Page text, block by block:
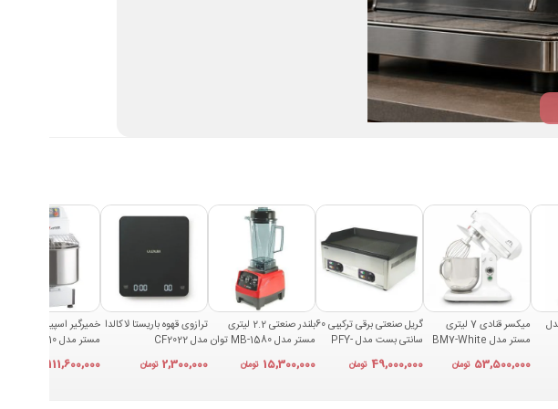
این مدل از بویلرهای مستر با مخزن ۱۸ لیتری ساخته شده و طبق مشخصات دستگاه، در هر ساعت توانایی آماده‌سازی تا ۵۰ لیتر آب جوش را دارد. این دو عدد مفهوم متفاوتی دارند: ۱۸ لیتر ظرفیت مخزن دستگاه است، در حالی
جوشاندن پله‌ای نیز برای استفاده منظم در محیط‌های کاری در نظر گرفته شده است. این
میکسر قنادی 7 لیتری
مستر مدل BM7-White
53,500,000 تومان
گریل صنعتی برقی ترکیبی 60
سانتی بست مدل PFY-
49,000,000 تومان
بلندر صنعتی 2.2 لیتری
مستر مدل MB-1580 توان
15,300,000 تومان
ترازوی قهوه باریستا لاکالدا
مدل CF2022
2,300,000 تومان
مستر مدل SM10
111,600,000